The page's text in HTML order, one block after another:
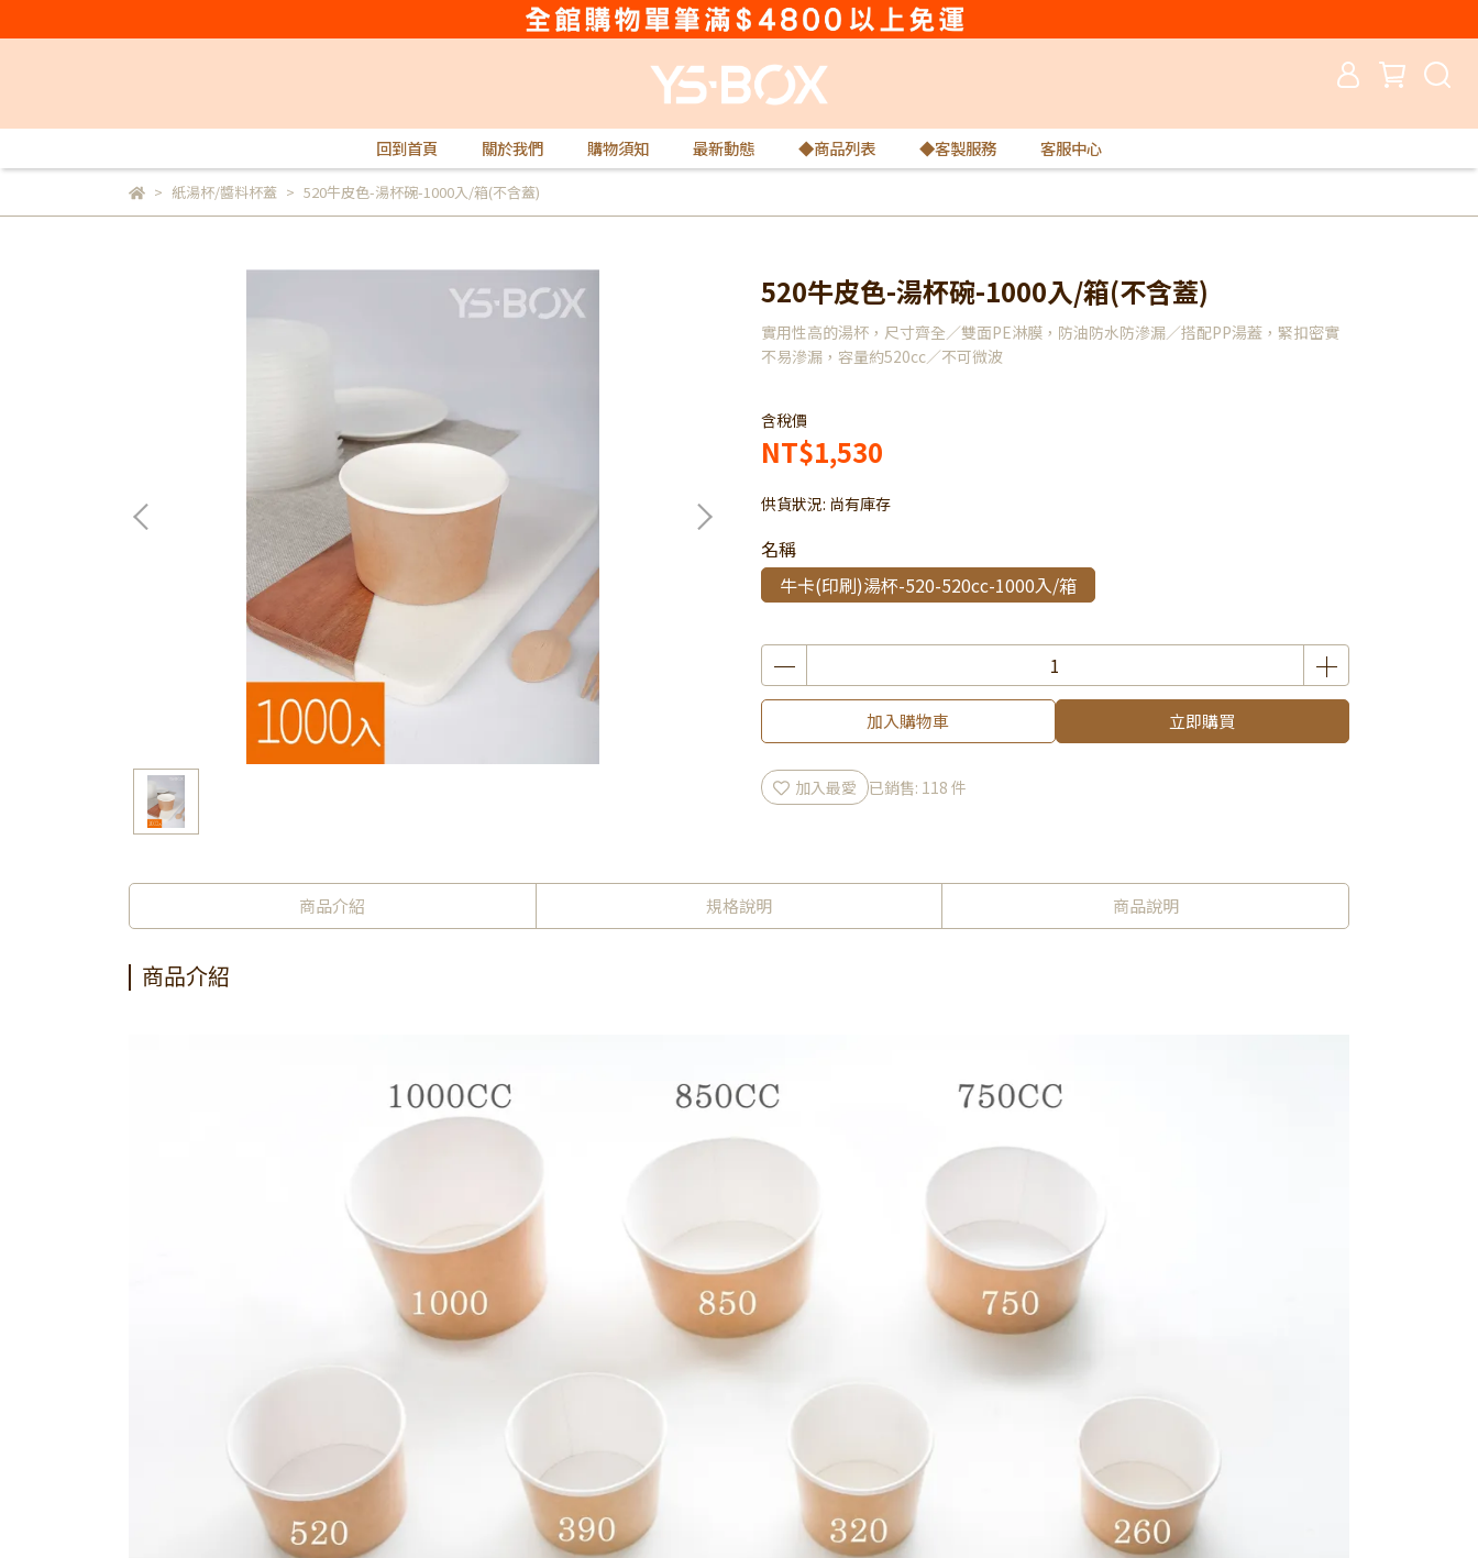
回到首頁 關於我們 購物須知 最新動態 ◆商品列表 ◆客製服務 客服中心
紙湯杯/醬料杯蓋 520牛皮色-湯杯碗-1000入/箱(不含蓋)
520牛皮色-湯杯碗-1000入/箱(不含蓋)
實用性高的湯杯，尺寸齊全／雙面PE淋膜，防油防水防滲漏／搭配PP湯蓋，緊扣密實
不易滲漏，容量約520cc／不可微波
含稅價
NT$1,530
供貨狀況: 尚有庫存
名稱
牛卡(印刷)湯杯-520-520cc-1000入/箱
加入購物車 立即購買
加入最愛 已銷售: 118 件
商品介紹 規格說明 商品說明
商品介紹